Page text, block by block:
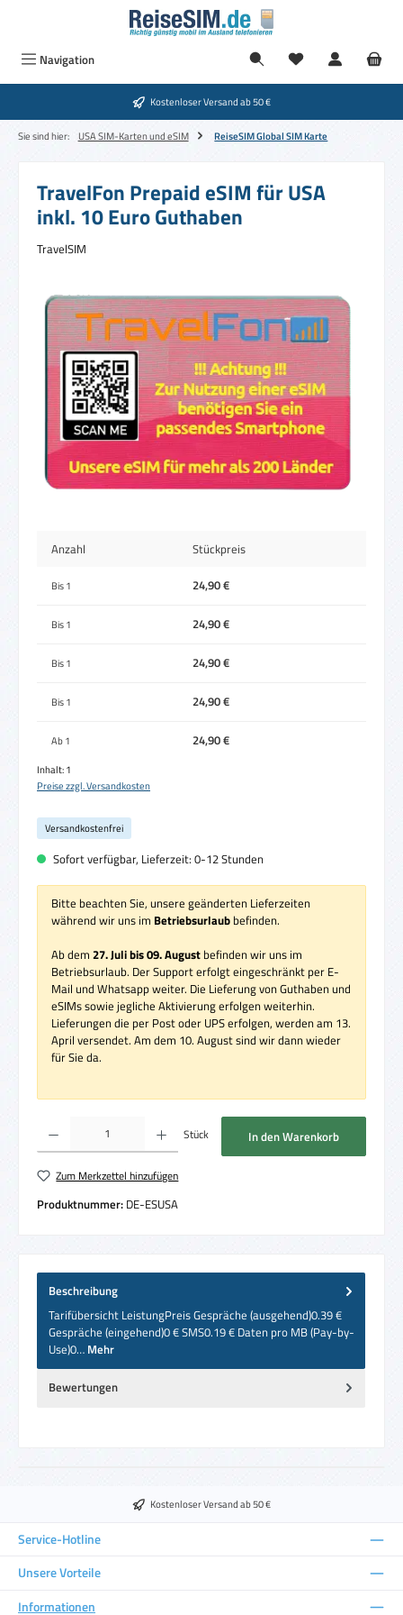
Zum Hauptinhalt springen
Navigation
Kostenloser Versand ab 50 €
Sie sind hier: USA SIM-Karten und eSIM ReiseSIM Global SIM Karte
TravelFon Prepaid eSIM für USA
inkl. 10 Euro Guthaben
TravelSIM
Bildergalerie überspringen
Anzahl Stückpreis
Bis1 24,90 €
Bis1 24,90 €
Bis1 24,90 €
Bis1 24,90 €
Ab1 24,90 €
Inhalt:1
Preise zzgl. Versandkosten
Versandkostenfrei
Sofort verfügbar, Lieferzeit: 0-12 Stunden
Bitte beachten Sie, unsere geänderten Lieferzeiten
während wir uns im Betriebsurlaub befinden.
Ab dem 27. Juli bis 09. August befinden wir uns im
Betriebsurlaub. Der Support erfolgt eingeschränkt per E-
Mail und Whatsapp weiter. Die Lieferung von Guthaben und
eSIMs sowie jegliche Aktivierung erfolgen weiterhin.
Lieferungen die per Post oder UPS erfolgen, werden am 13.
April versendet. Am dem 10. August sind wir dann wieder
für Sie da.
Produkt Anzahl: Gib den gewünschten Wert ein oder benutze die Schaltflächen um
Stück In den Warenkorb
Zum Merkzettel hinzufügen
Produktnummer: DE-ESUSA
Beschreibung
Tarifübersicht LeistungPreis Gespräche (ausgehend)0.39 €
Gespräche (eingehend)0 € SMS0.19 € Daten pro MB (Pay-by-
Use)0… Mehr
Bewertungen
Kostenloser Versand ab 50 €
Service-Hotline
Unsere Vorteile
Informationen